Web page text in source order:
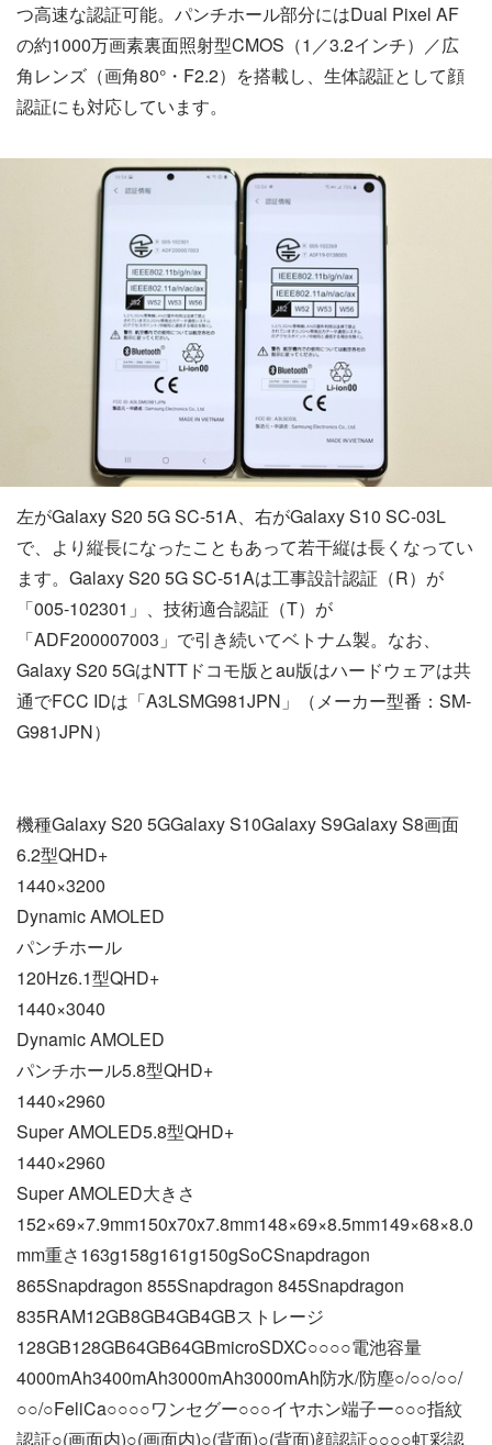
つ高速な認証可能。パンチホール部分にはDual Pixel AF
の約1000万画素裏面照射型CMOS（1／3.2インチ）／広
角レンズ（画角80°・F2.2）を搭載し、生体認証として顔
認証にも対応しています。
左がGalaxy S20 5G SC-51A、右がGalaxy S10 SC-03L
で、より縦長になったこともあって若干縦は長くなってい
ます。Galaxy S20 5G SC-51Aは工事設計認証（R）が
「005-102301」、技術適合認証（T）が
「ADF200007003」で引き続いてベトナム製。なお、
Galaxy S20 5GはNTTドコモ版とau版はハードウェアは共
通でFCC IDは「A3LSMG981JPN」（メーカー型番：SM-
G981JPN）
機種Galaxy S20 5GGalaxy S10Galaxy S9Galaxy S8画面
6.2型QHD+
1440×3200
Dynamic AMOLED
パンチホール
120Hz6.1型QHD+
1440×3040
Dynamic AMOLED
パンチホール5.8型QHD+
1440×2960
Super AMOLED5.8型QHD+
1440×2960
Super AMOLED大きさ
152×69×7.9mm150x70x7.8mm148×69×8.5mm149×68×8.0
mm重さ163g158g161g150gSoCSnapdragon
865Snapdragon 855Snapdragon 845Snapdragon
835RAM12GB8GB4GB4GBストレージ
128GB128GB64GB64GBmicroSDXC○○○○電池容量
4000mAh3400mAh3000mAh3000mAh防水/防塵○/○○/○○/
○○/○FeliCa○○○○ワンセグー○○○イヤホン端子ー○○○指紋
認証○(画面内)○(画面内)○(背面)○(背面)顔認証○○○○虹彩認